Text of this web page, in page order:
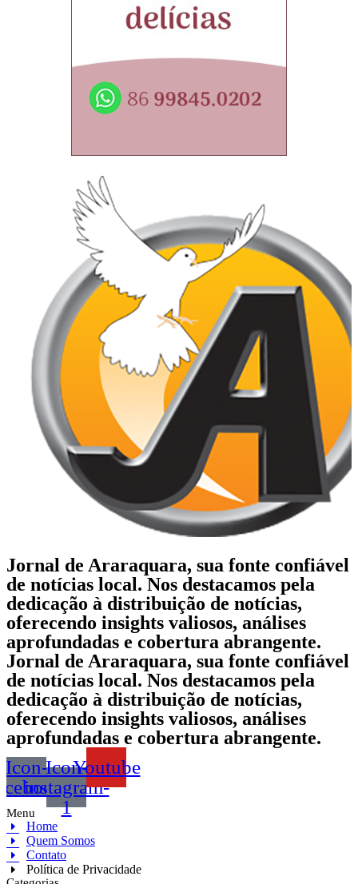
Jornal de Araraquara, sua fonte confiável
de notícias local. Nos destacamos pela
dedicação à distribuição de notícias,
oferecendo insights valiosos, análises
aprofundadas e cobertura abrangente.
Jornal de Araraquara, sua fonte confiável
de notícias local. Nos destacamos pela
dedicação à distribuição de notícias,
oferecendo insights valiosos, análises
aprofundadas e cobertura abrangente.
Icon-Icon-
instagram-
1
Youtube
Menu
Home
Quem Somos
Contato
Política de Privacidade